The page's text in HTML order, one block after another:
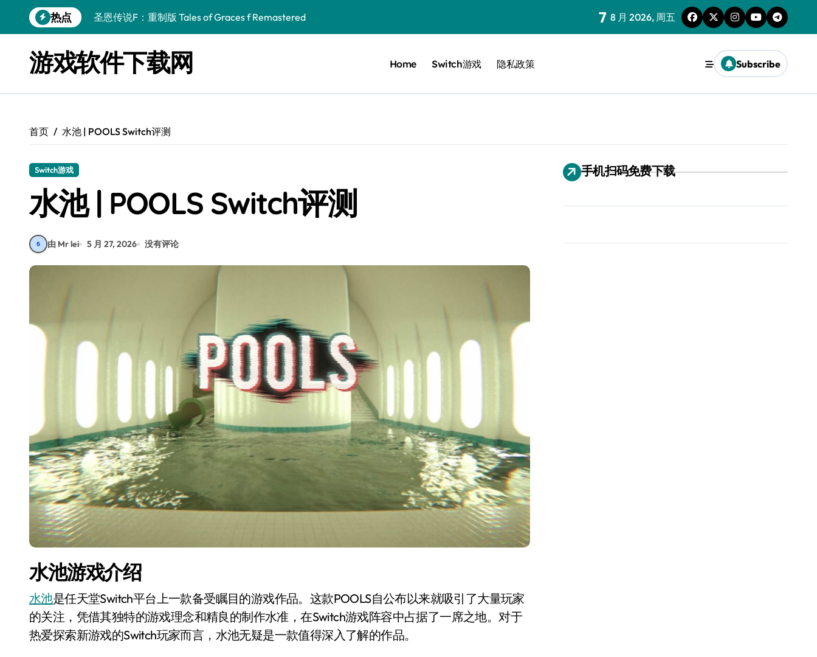
到
热点
圣恩传说F：重制版 Tales of Graces f Remastered
终焉之玛格诺利亚：雾中之花 ENDER MAGNOLIA Bloom in the mist
休闲运动系列：网球 Casual Sport Series Tennis
星球大战前传1：绝地力量之战 Star Wars Episode I Jedi Power Battles
阿瑞亚之旅 Worlds of Aria
阿喀琉斯：传说未竟之谜 Achilles Legends Untold
7 8 月 2026, 周五
游戏软件下载网 Home Switch游戏 隐私政策 Subscribe
首页 水池 | POOLS Switch评测
Switch游戏
水池 | POOLS Switch评测
由 Mr lei 5 月 27, 2026 没有评论
水池游戏介绍
水池是任天堂Switch平台上一款备受瞩目的游戏作品。这款POOLS自公布以来就吸引了大量玩家
的关注，凭借其独特的游戏理念和精良的制作水准，在Switch游戏阵容中占据了一席之地。对于
热爱探索新游戏的Switch玩家而言，水池无疑是一款值得深入了解的作品。
手机扫码免费下载